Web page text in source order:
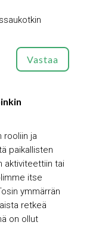
Vastaa
rooliin ja
paikallisten
aktiviteettiin tai
itse
ymmärrän
retkeä
on ollut